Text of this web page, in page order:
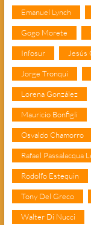
Emanuel Lynch
Gogo Morete
Infosur Jesús
Jorge Tronqui
Lorena González
Mauricio Bonfigli
Osvaldo Chamorro
Rafael Passalacqua
Rodolfo Estequin
Tony Del Greco
Walter Di Nucci